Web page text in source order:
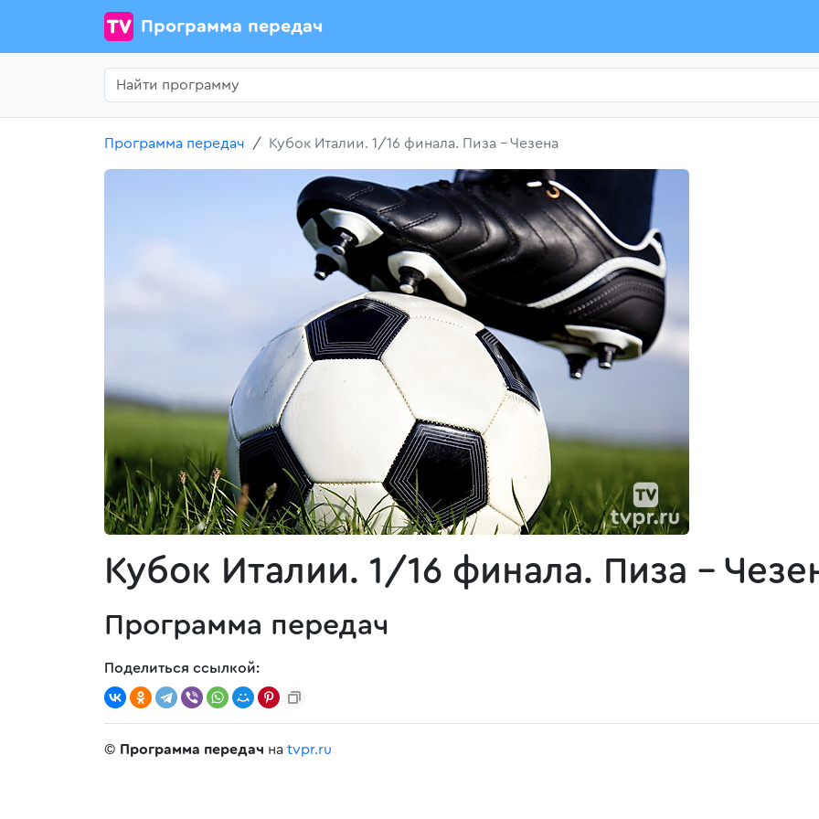
Программа передач
Программа передач Кубок Италии. 1/16 финала. Пиза - Чезена
Кубок Италии. 1/16 финала. Пиза -
Программа передач
Поделиться ссылкой:
© Программа передач на tvpr.ru